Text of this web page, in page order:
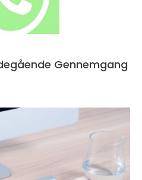
Gennemgang